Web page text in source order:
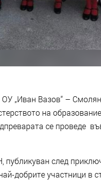
ОУ „Иван Вазов“ –
на
се проведе
след
добрите участници в